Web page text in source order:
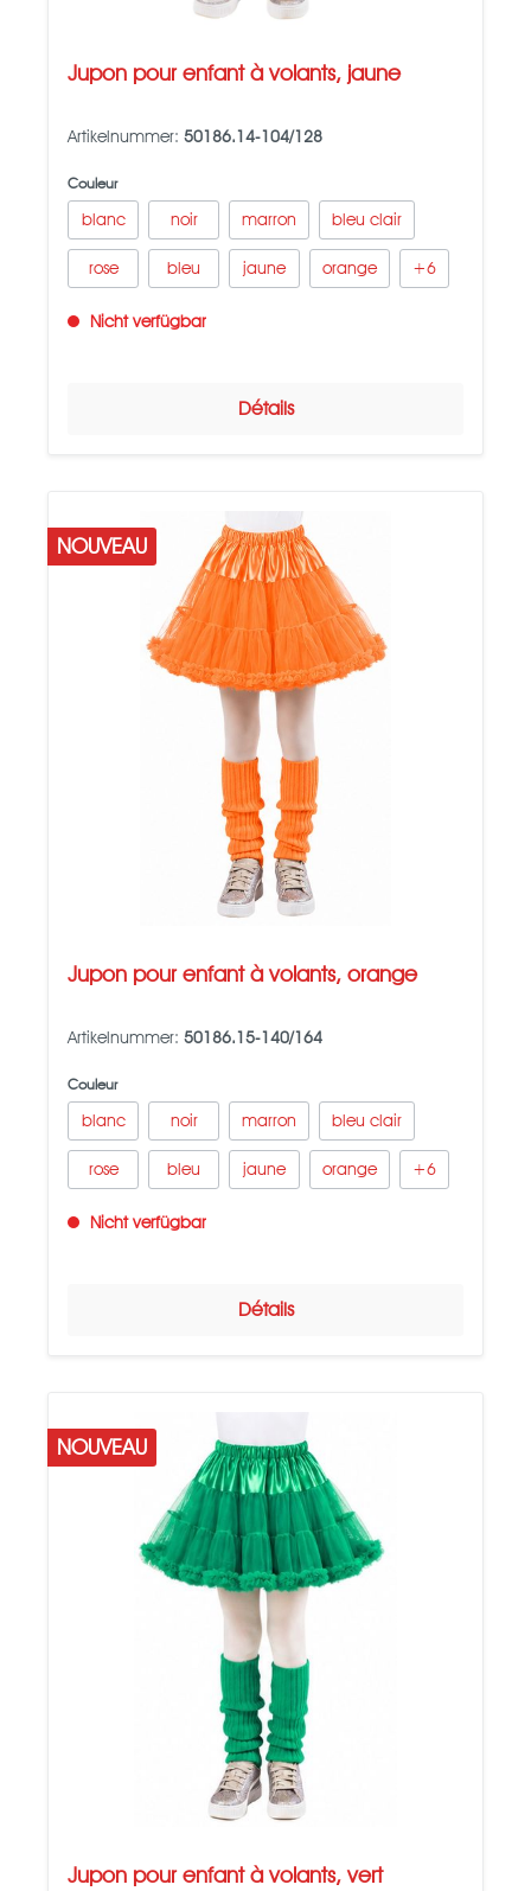
Jupon pour enfant à volants, jaune
Artikelnummer: 50186.14-104/128
Couleur
blanc noir marron bleu clair
rose bleu jaune orange +6
Nicht verfügbar
Détails
NOUVEAU
Jupon pour enfant à volants, orange
Artikelnummer: 50186.15-140/164
Couleur
blanc noir marron bleu clair
rose bleu jaune orange +6
Nicht verfügbar
Détails
NOUVEAU
Jupon pour enfant à volants, vert